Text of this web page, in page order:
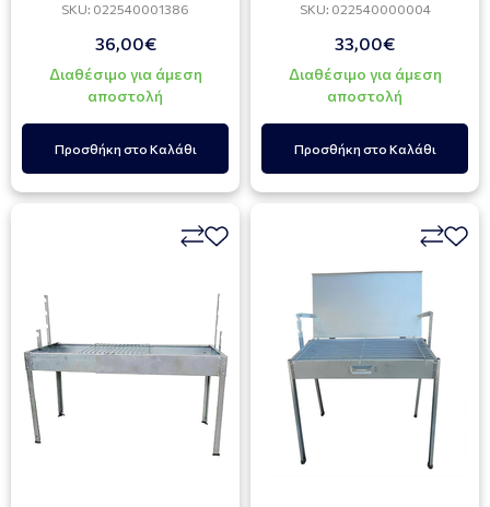
SKU: 022540001386
36,00€
Διαθέσιμο για άμεση
αποστολή
Προσθήκη στο Καλάθι
SKU: 022540000004
33,00€
Διαθέσιμο για άμεση
αποστολή
Προσθήκη στο Καλάθι